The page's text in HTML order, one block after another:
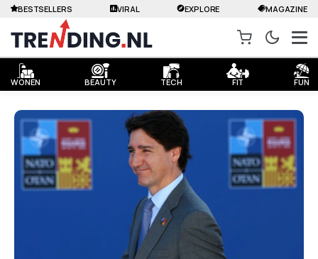
WONEN BEAUTY TECH FIT FUN
BESTSELLERS VIRAL EXPLORE MAGAZINE